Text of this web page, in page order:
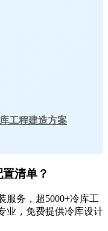
工程建造方案
清单？
服务，超5000+冷库工
业，免费提供冷库设计